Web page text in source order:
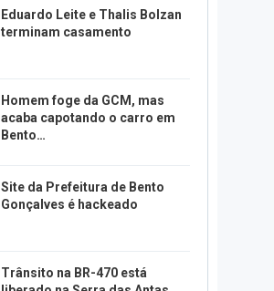
Eduardo Leite e Thalis Bolzan
terminam casamento
Homem foge da GCM, mas
acaba capotando o carro em
Bento…
Site da Prefeitura de Bento
Gonçalves é hackeado
Trânsito na BR-470 está